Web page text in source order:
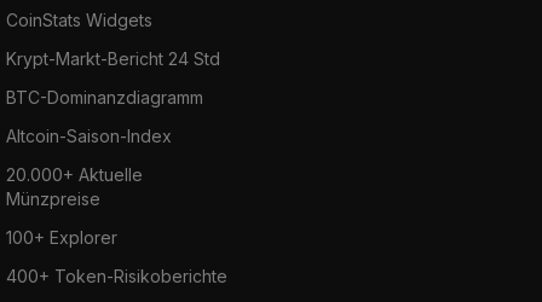
CoinStats Widgets
Krypt-Markt-Bericht 24 Std
BTC-Dominanzdiagramm
Altcoin-Saison-Index
20.000+ Aktuelle
Münzpreise
100+ Explorer
400+ Token-Risikoberichte